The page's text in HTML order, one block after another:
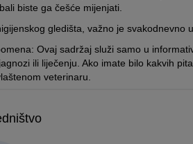
biste ga češće mijenjati.
gledišta, važno je svakodnevno
Ovaj sadržaj služi samo u
ili liječenju. Ako imate bilo kakvih
veterinaru.